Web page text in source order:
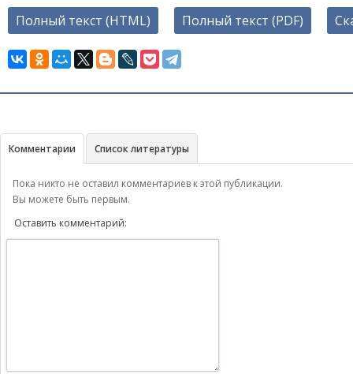
Полный текст (HTML) Полный текст (PDF)
Комментарии Список литературы
Пока никто не оставил комментариев к этой публикации.
Вы можете быть первым.
Оставить комментарий: